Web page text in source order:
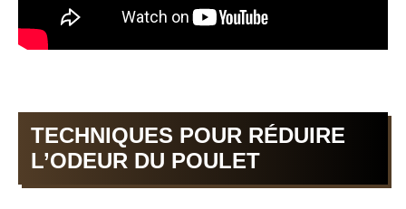
TECHNIQUES POUR RÉDUIRE
L’ODEUR DU POULET